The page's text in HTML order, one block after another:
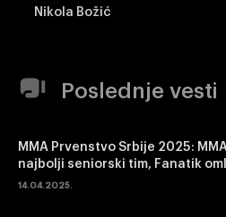
Nikola Božić
Poslednje vesti
MMA Prvenstvo Srbije 2025:
najbolji seniorski tim, Fanatik
14.04.2025.